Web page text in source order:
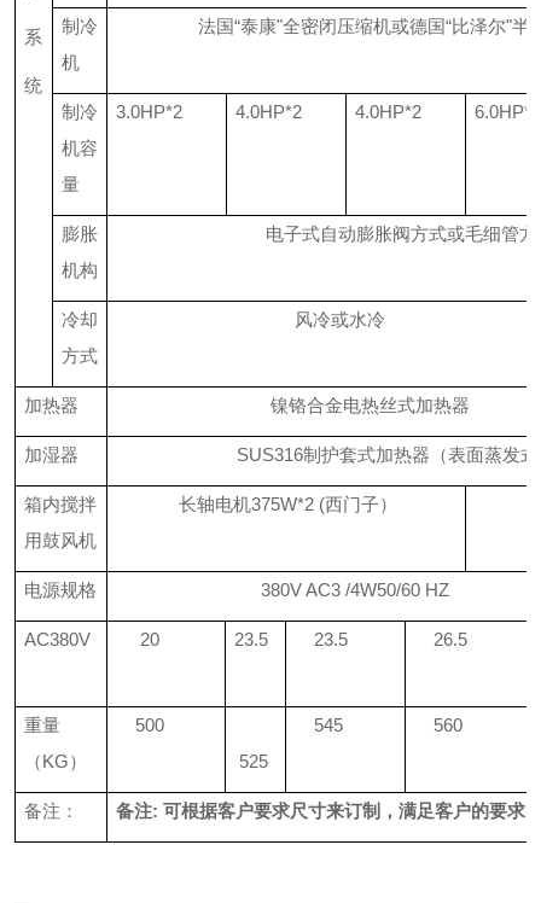
系
统
制冷
机
法国“泰康"全密闭压缩机或德国“比泽尔"半
制冷
机容
量
3.0HP*2 4.0HP*2 4.0HP*2 6.0HP*2
膨胀
机构
电子式自动膨胀阀方式或毛细管方
冷却
方式
风冷或水冷
加热器 镍铬合金电热丝式加热器
加湿器 SUS316制护套式加热器（表面蒸发
箱内搅拌
用鼓风机
长轴电机375W*2 (西门子）
电源规格 380V AC3 /4W50/60 HZ
AC380V 20 23.5 23.5 26.5
重量
（KG）
500
525
545 560
备注： 备注: 可根据客户要求尺寸来订制，满足客户的要求